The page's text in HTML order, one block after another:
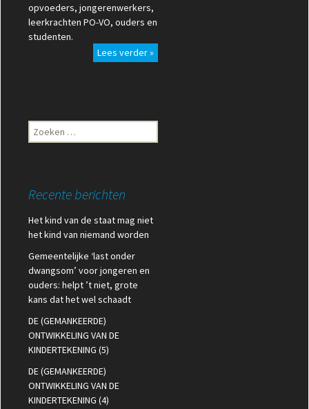
opvoeders, jongerenwerkers,
leerkrachten PO-VO, ouders en
studenten.
Lees verder »
Zoeken
naar:
Recente berichten
Het kind van de staat mag niet
het kind van niemand worden
Gemeentelijke ‘last onder
dwangsom’ voor jongeren en
ouders: helpt ’t niet, grote
kans dat het wel schaadt
DE (GEMANKEERDE)
ONTWIKKELING VAN DE
KINDERTEKENING (5)
DE (GEMANKEERDE)
ONTWIKKELING VAN DE
KINDERTEKENING (4)